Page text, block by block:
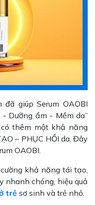
giúp Serum OAOBI
Dưỡng ẩm - Mềm da”
thêm một khả năng
– PHỤC HỒI da. Đây
OAOBI.
khả năng tái tạo,
nhanh chóng, hiệu quả
trẻsơ sinh và trẻ nhỏ.